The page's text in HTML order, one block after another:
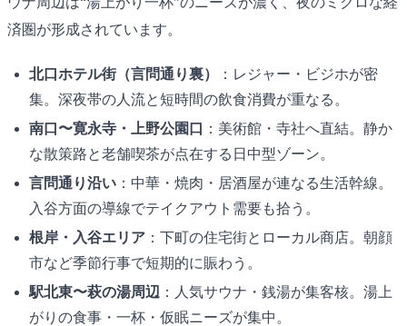
済圏が形成されています。
北口ホテル街（言問通り裏）
：レジャー・ビジホが密
集。深夜帯の人流と短時間の飲食消費が重なる。
南口〜寛永寺・上野公園口
：美術館・寺社へ直結。静か
な散策路と老舗喫茶が点在する日中型ゾーン。
言問通り沿い ：中華・焼肉・居酒屋が連なる生活幹線。
入谷方面の導線でテイクアウト需要も拾う。
根岸・入谷エリア ：下町の住宅街とローカル商店。朝顔
市など季節行事で短期的に賑わう。
駅北東〜萩の湯周辺 ：人気サウナ・銭湯が集客核。湯上
がりの食事・一杯・仮眠ニーズが集中。